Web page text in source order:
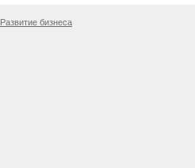
Развитие бизнеса